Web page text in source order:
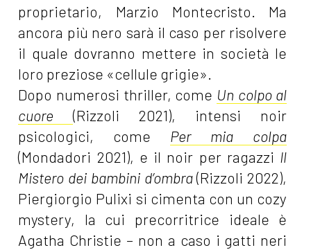
proprietario, Marzio Montecristo. Ma
ancora più nero sarà il caso per risolvere
il quale dovranno mettere in società le
loro preziose «cellule grigie».
Dopo numerosi thriller, come Un colpo al
cuore
(Rizzoli 2021), intensi noir
psicologici, come Per mia colpa
(Mondadori 2021), e il noir per ragazzi Il
Mistero dei bambini d’ombra(Rizzoli 2022),
Piergiorgio Pulixi si cimenta con un cozy
mystery, la cui precorritrice ideale è
Agatha Christie – non a caso i gatti neri